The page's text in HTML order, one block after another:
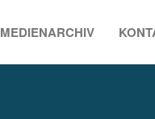
MEDIENARCHIV